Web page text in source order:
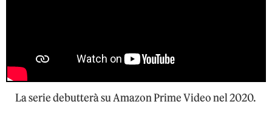
La serie debutterà su Amazon Prime Video nel 2020.